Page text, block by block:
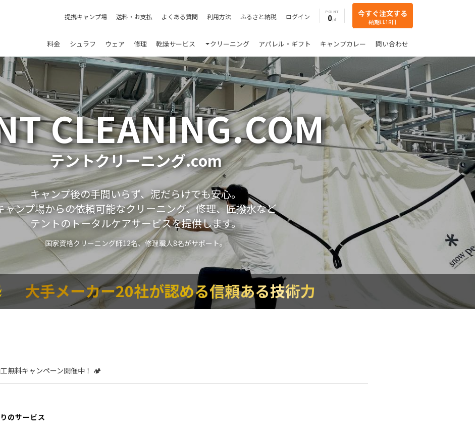
提携キャンプ場 送料・お支払 よくある質問 利用方法 ふるさと納税 ログイン
POINT
0 今すぐ注文する
納期は18日
料金 シュラフ ウェア 修理 乾燥サービス クリーニング アパレル・ギフト キャンプカレー 問い合わせ
CLEANING.COM
テントクリーニング.com
キャンプ後の手間いらず、泥だらけでも安心。
ャンプ場からの依頼可能なクリーニング、修理、匠撥水など
テントのトータルケアサービスを提供します。
国家資格クリーニング師12名、修理職人8名がサポート。
大手メーカー20社が認める信頼ある技術力
無料キャンペーン開催中！ 🏕️
のサービス